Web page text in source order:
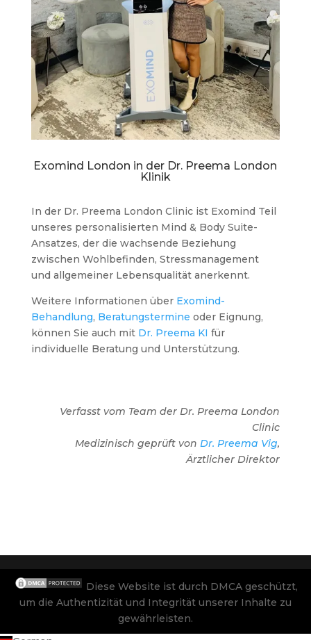
Exomind London in der Dr. Preema London
Klinik
In der Dr. Preema London Clinic ist Exomind Teil
unseres personalisierten Mind & Body Suite-
Ansatzes, der die wachsende Beziehung
zwischen Wohlbefinden, Stressmanagement
und allgemeiner Lebensqualität anerkennt.
Weitere Informationen über Exomind-
Behandlung, Beratungstermine oder Eignung,
können Sie auch mit Dr. Preema KI für
individuelle Beratung und Unterstützung.
Verfasst vom Team der Dr. Preema London
Clinic
Medizinisch geprüft vonDr. Preema Vig,
Ärztlicher Direktor
Diese Website ist durch DMCA geschützt,
um die Authentizität und Integrität unserer Inhalte zu
gewährleisten.